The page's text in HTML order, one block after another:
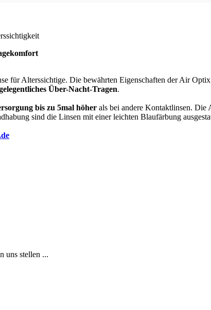
für Alterssichtige. Die bewährten Eigenschaften der Air
Über-Nacht-Tragen.
bis zu 5mal höher als bei andere Kontaktlinsen. Die
sind die Linsen mit einer leichten Blaufärbung
uns stellen ...